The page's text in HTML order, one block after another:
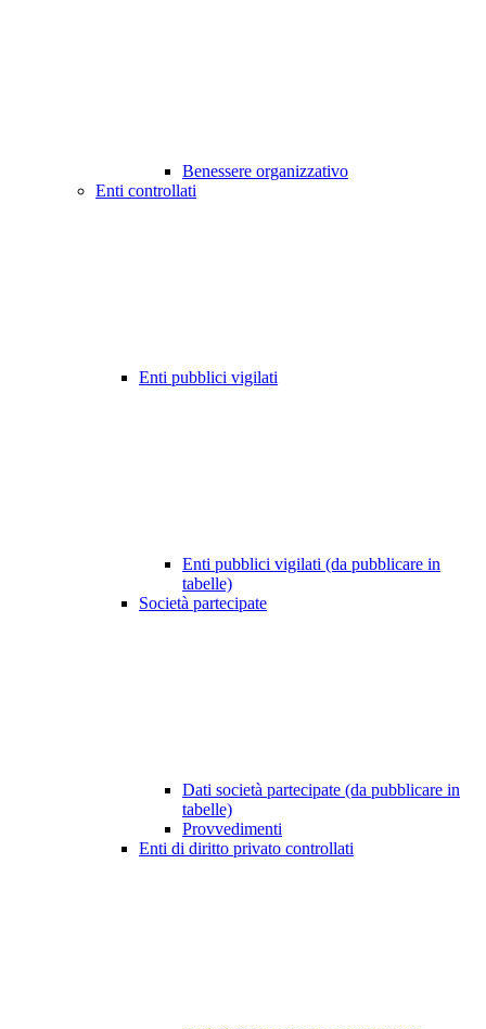
Benessere organizzativo
Enti controllati
Enti pubblici vigilati
Enti pubblici vigilati (da pubblicare in
tabelle)
Società partecipate
Dati società partecipate (da pubblicare in
tabelle)
Provvedimenti
Enti di diritto privato controllati